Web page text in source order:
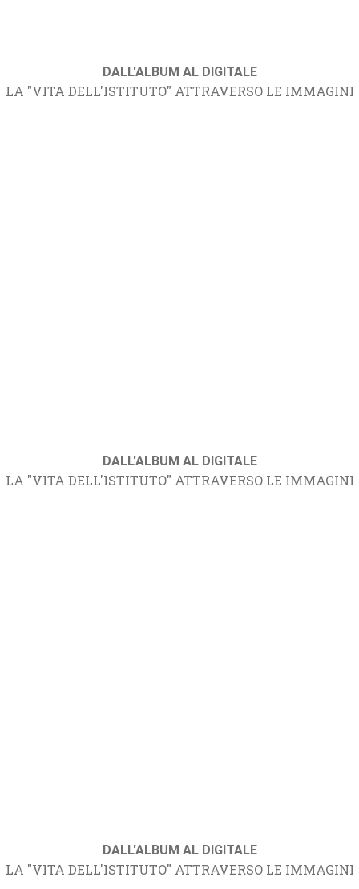
DALL'ALBUM AL DIGITALE
LA "VITA DELL'ISTITUTO" ATTRAVERSO LE IMMAGINI
DALL'ALBUM AL DIGITALE
LA "VITA DELL'ISTITUTO" ATTRAVERSO LE IMMAGINI
DALL'ALBUM AL DIGITALE
LA "VITA DELL'ISTITUTO" ATTRAVERSO LE IMMAGINI